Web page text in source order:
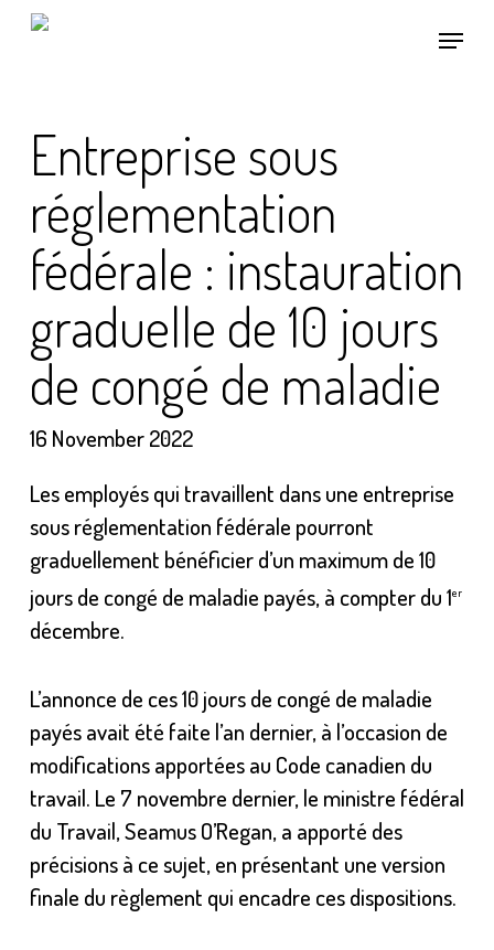
Skip
Menu
Entreprise sous
réglementation
fédérale : instauration
graduelle de 10 jours
de congé de maladie
16 November 2022
Les employés qui travaillent dans une entreprise
sous réglementation fédérale pourront
graduellement bénéficier d’un maximum de 10
jours de congé de maladie payés, à compter du 1er
décembre.
L’annonce de ces 10 jours de congé de maladie
payés avait été faite l’an dernier, à l’occasion de
modifications apportées au Code canadien du
travail. Le 7 novembre dernier, le ministre fédéral
du Travail, Seamus O’Regan, a apporté des
précisions à ce sujet, en présentant une version
finale du règlement qui encadre ces dispositions.